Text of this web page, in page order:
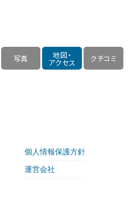
写真 地図・
アクセス クチコミ
個人情報保護方針
運営会社